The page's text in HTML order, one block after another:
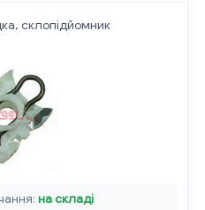
склопідйомник
на складі